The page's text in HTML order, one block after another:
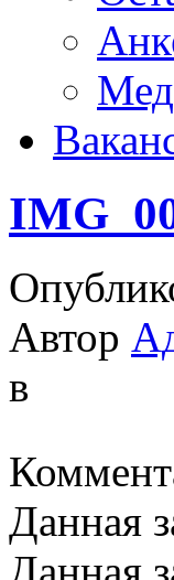
Автор
в
Данная
Данная